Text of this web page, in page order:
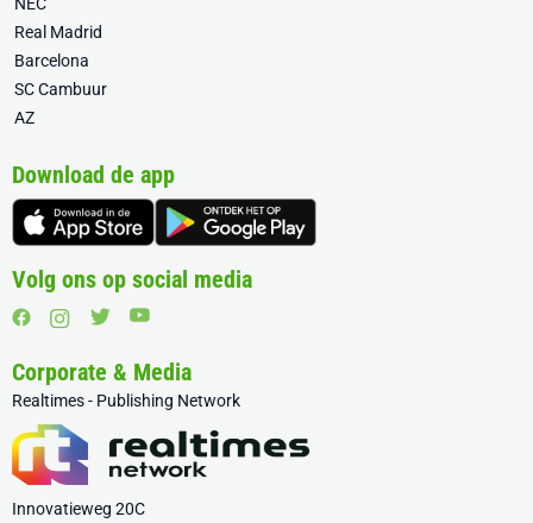
Real Madrid
Barcelona
SC Cambuur
AZ
Download de app
Volg ons op social media
Corporate & Media
Realtimes - Publishing Network
Innovatieweg 20C